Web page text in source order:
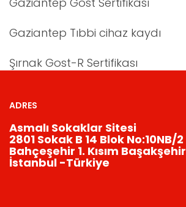
Gaziantep Tıbbi cihaz kaydı
Şırnak Gost-R Sertifikası
ADRES
Asmalı Sokaklar Sitesi
2801 Sokak B 14 Blok No:10NB/2
Bahçeşehir 1. Kısım Başakşehir
İstanbul -Türkiye